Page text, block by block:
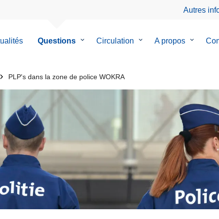
Autres
Questions le
de
Questions
Circulation
le
Circulation
A propos le
A
propos
PLP's dans la zone de police WOKRA